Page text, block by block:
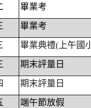
畢業考
畢業考
畢業典禮(上午國
期末評量日
期末評量日
端午節放假